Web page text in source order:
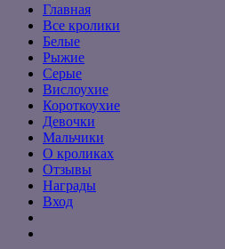
Главная
Все кролики
Белые
Рыжие
Серые
Вислоухие
Короткоухие
Девочки
Мальчики
О кроликах
Отзывы
Награды
Вход